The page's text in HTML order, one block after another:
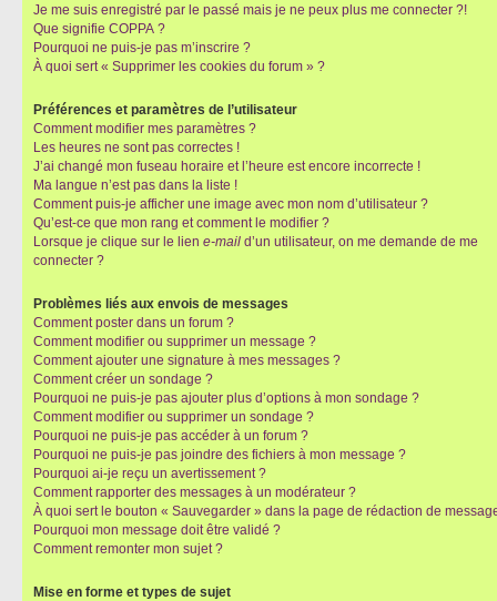
Je me suis enregistré par le passé mais je ne peux plus me connecter ?!
Que signifie COPPA ?
Pourquoi ne puis-je pas m’inscrire ?
À quoi sert « Supprimer les cookies du forum » ?
Préférences et paramètres de l’utilisateur
Comment modifier mes paramètres ?
Les heures ne sont pas correctes !
J’ai changé mon fuseau horaire et l’heure est encore incorrecte !
Ma langue n’est pas dans la liste !
Comment puis-je afficher une image avec mon nom d’utilisateur ?
Qu’est-ce que mon rang et comment le modifier ?
Lorsque je clique sur le lien e-mail d’un utilisateur, on me demande de me
connecter ?
Problèmes liés aux envois de messages
Comment poster dans un forum ?
Comment modifier ou supprimer un message ?
Comment ajouter une signature à mes messages ?
Comment créer un sondage ?
Pourquoi ne puis-je pas ajouter plus d’options à mon sondage ?
Comment modifier ou supprimer un sondage ?
Pourquoi ne puis-je pas accéder à un forum ?
Pourquoi ne puis-je pas joindre des fichiers à mon message ?
Pourquoi ai-je reçu un avertissement ?
Comment rapporter des messages à un modérateur ?
À quoi sert le bouton « Sauvegarder » dans la page de rédaction de
Pourquoi mon message doit être validé ?
Comment remonter mon sujet ?
Mise en forme et types de sujet